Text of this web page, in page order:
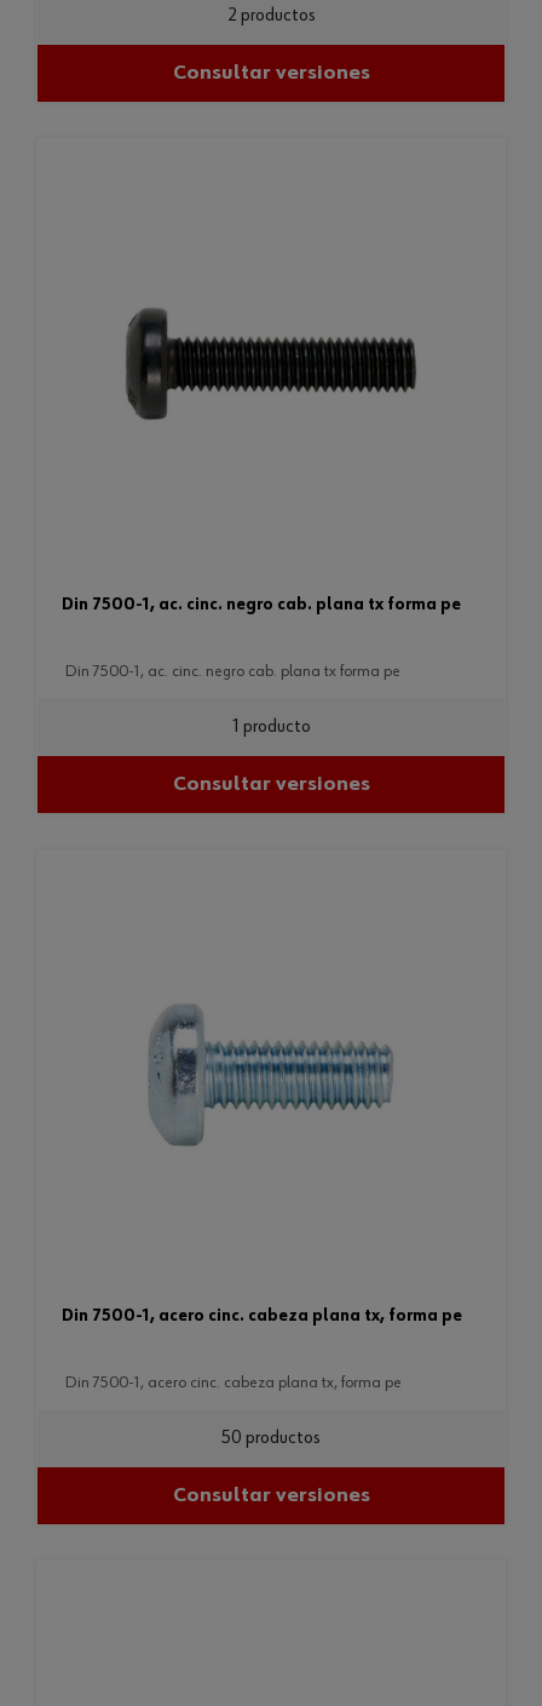
2 productos
Consultar versiones
din 7500-1, ac. cinc. negro cab. plana tx forma pe
din 7500-1, ac. cinc. negro cab. plana tx forma pe
1 producto
Consultar versiones
din 7500-1, acero cinc. cabeza plana tx, forma pe
din 7500-1, acero cinc. cabeza plana tx, forma pe
50 productos
Consultar versiones